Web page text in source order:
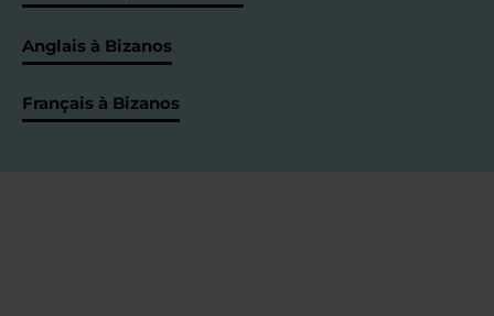
Anglais à Bizanos
Français à Bizanos